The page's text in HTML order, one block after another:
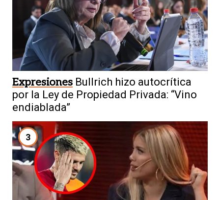
Expresiones Bullrich hizo autocrítica
por la Ley de Propiedad Privada: “Vino
endiablada”
3